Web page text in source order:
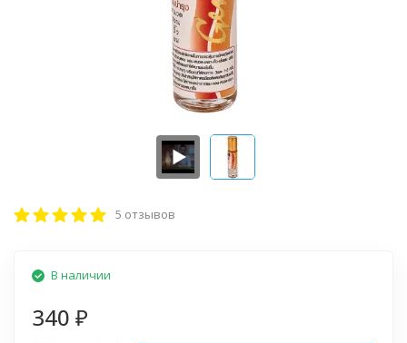
5 отзывов
В наличии
340 ₽